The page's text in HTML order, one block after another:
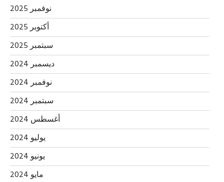
نوفمبر 2025
أكتوبر 2025
سبتمبر 2025
ديسمبر 2024
نوفمبر 2024
سبتمبر 2024
أغسطس 2024
يوليو 2024
يونيو 2024
مايو 2024